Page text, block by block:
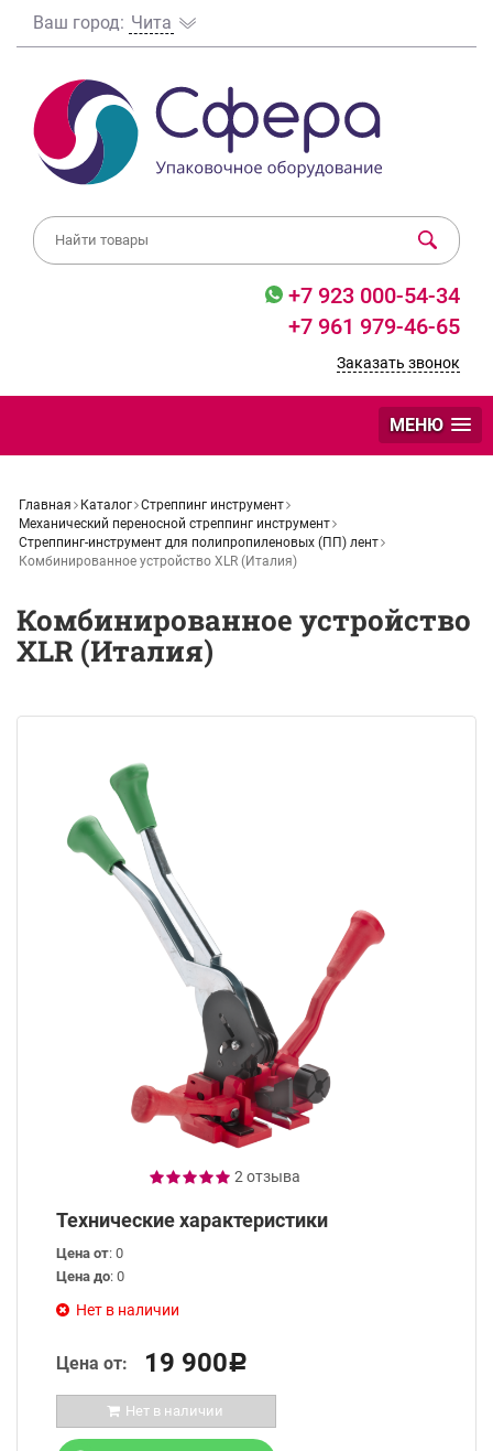
Ваш город: Чита
+7 923 000-54-34
+7 961 979-46-65
Заказать звонок
МЕНЮ
Главная Каталог Стреппинг инструмент
Механический переносной стреппинг инструмент
Стреппинг-инструмент для полипропиленовых (ПП) лент
Комбинированное устройство XLR (Италия)
Комбинированное устройство
XLR (Италия)
2 отзыва
Технические характеристики
Цена от: 0
Цена до: 0
Нет в наличии
Цена от: 19 900Р
Нет в наличии